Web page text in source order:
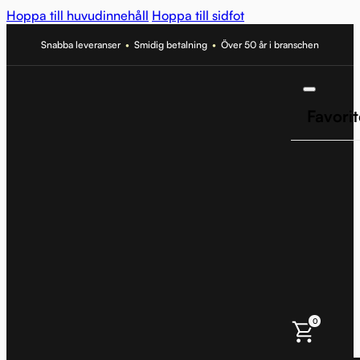
Hoppa till huvudinnehåll Hoppa till sidfot
Snabba leveranser • Smidig betalning • Över 50 år i branschen
0